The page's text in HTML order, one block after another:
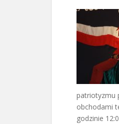
patriotyzmu
obchodami
godzinie